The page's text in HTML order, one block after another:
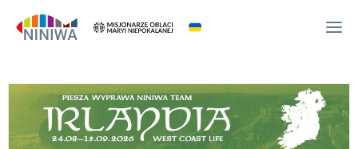
WYDARZENIA
O NAS
WSPÓLNOTA